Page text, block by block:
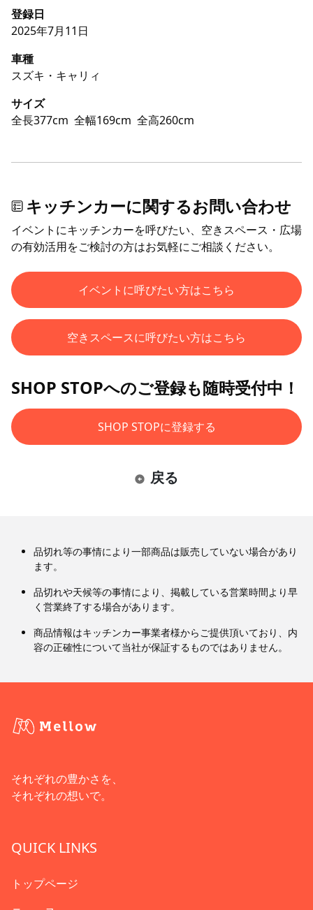
登録日
2025年7月11日
車種
スズキ・キャリィ
サイズ
全長377cm 全幅169cm 全高260cm
キッチンカーに関するお問い合わせ
イベントにキッチンカーを呼びたい、空きスペース・広場
の有効活用をご検討の方はお気軽にご相談ください。
イベントに呼びたい方はこちら
空きスペースに呼びたい方はこちら
SHOP STOPへのご登録も随時受付中！
SHOP STOPに登録する
戻る
品切れ等の事情により一部商品は販売していない場合があり
ます。
品切れや天候等の事情により、掲載している営業時間より早
く営業終了する場合があります。
商品情報はキッチンカー事業者様からご提供頂いており、内
容の正確性について当社が保証するものではありません。
それぞれの豊かさを、
それぞれの想いで。
QUICK LINKS
トップページ